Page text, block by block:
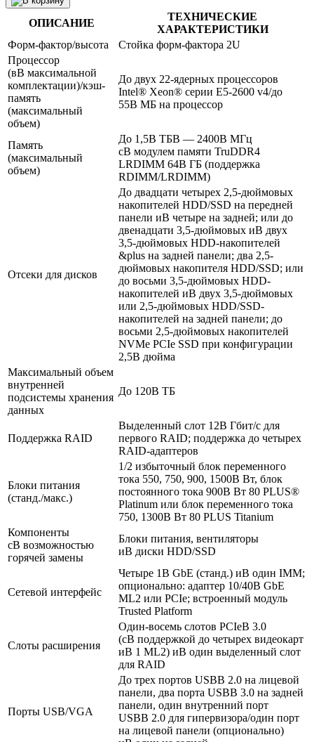
ОПИСАНИЕ
ТЕХНИЧЕСКИЕ
ХАРАКТЕРИСТИКИ
Форм-фактор/высота
Стойка форм-фактора 2U
Процессор
(вВ максимальной
комплектации)/кэш-
память
(максимальный
объем)
До двух 22-ядерных процессоров
Intel® Xeon® серии E5-2600 v4/до
55В МБ на процессор
Память
(максимальный
объем)
До 1,5В ТБВ — 2400В МГц
сВ модулем памяти TruDDR4
LRDIMM 64В ГБ (поддержка
RDIMM/LRDIMM)
Отсеки для дисков
До двадцати четырех 2,5-дюймовых
накопителей HDD/SSD на передней
панели иВ четыре на задней; или до
двенадцати 3,5-дюймовых иВ двух
3,5-дюймовых HDD-накопителей
&plus на задней панели; два 2,5-
дюймовых накопителя HDD/SSD; или
до восьми 3,5-дюймовых HDD-
накопителей иВ двух 3,5-дюймовых
или 2,5-дюймовых HDD/SSD-
накопителей на задней панели; до
восьми 2,5-дюймовых накопителей
NVMe PCIe SSD при конфигурации
2,5В дюйма
Максимальный объем
внутренней
подсистемы хранения
данных
До 120В ТБ
Поддержка RAID
Выделенный слот 12В Гбит/с для
первого RAID; поддержка до четырех
RAID-адаптеров
Блоки питания
(станд./макс.)
1/2 избыточный блок переменного
тока 550, 750, 900, 1500В Вт, блок
постоянного тока 900В Вт 80 PLUS®
Platinum или блок переменного тока
750, 1300В Вт 80 PLUS Titanium
Компоненты
сВ возможностью
горячей замены
Блоки питания, вентиляторы
иВ диски HDD/SSD
Сетевой интерфейс
Четыре 1В GbE (станд.) иВ один IMM;
опционально: адаптер 10/40В GbE
ML2 или PCIe; встроенный модуль
Trusted Platform
Слоты расширения
Один-восемь слотов PCIeВ 3.0
(сВ поддержкой до четырех видеокарт
иВ 1 ML2) иВ один выделенный слот
для RAID
Порты USB/VGA
До трех портов USBВ 2.0 на лицевой
панели, два порта USBВ 3.0 на задней
панели, один внутренний порт
USBВ 2.0 для гипервизора/один порт
на лицевой панели (опционально)